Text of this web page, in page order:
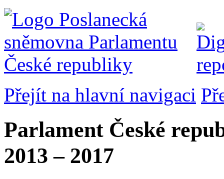
Přejít na hlavní navigaci
Parlament České
2013 – 2017